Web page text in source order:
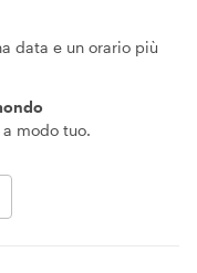
data e un orario più
modo tuo.